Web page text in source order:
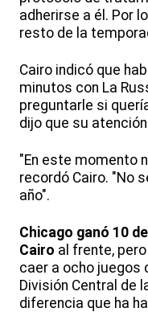
adherirse a él. Por
resto de la
Cairo indicó que
minutos con La
preguntarle si
dijo que su
"En este momento
recordó Cairo. "No
año".
Chicago ganó 10
Cairo al frente,
caer a ocho juegos
División Central de
diferencia que ha